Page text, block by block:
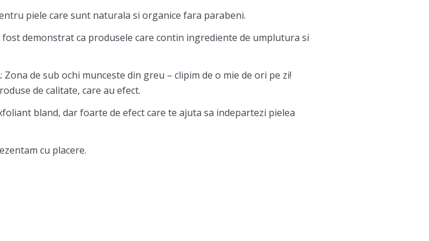
piele care sunt naturala si organice fara parabeni.
demonstrat ca produsele care contin ingrediente de umplutura si
: Zona de sub ochi munceste din greu – clipim de o mie de ori pe zi!
de calitate, care au efect.
bland, dar foarte de efect care te ajuta sa indepartezi pielea
cu placere.